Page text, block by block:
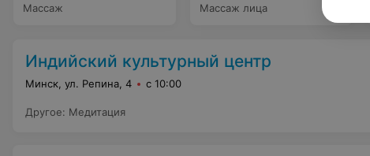
Массаж Массаж лица
Индийский культурный центр
Минск, ул. Репина, 4 с 10:00
Другое: Медитация